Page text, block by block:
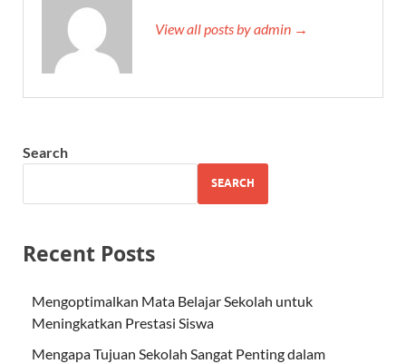
View all posts by admin →
Search
SEARCH
Recent Posts
Mengoptimalkan Mata Belajar Sekolah untuk
Meningkatkan Prestasi Siswa
Mengapa Tujuan Sekolah Sangat Penting dalam